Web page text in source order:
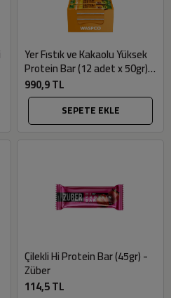
Yer Fıstık ve Kakaolu Yüksek
Protein Bar (12 adet x 50gr) -
Waspco
990,9 TL
SEPETE EKLE
Çilekli Hi Protein Bar (45gr) -
Züber
114,5 TL